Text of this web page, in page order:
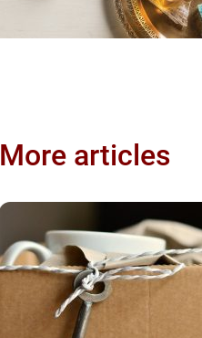
More articles